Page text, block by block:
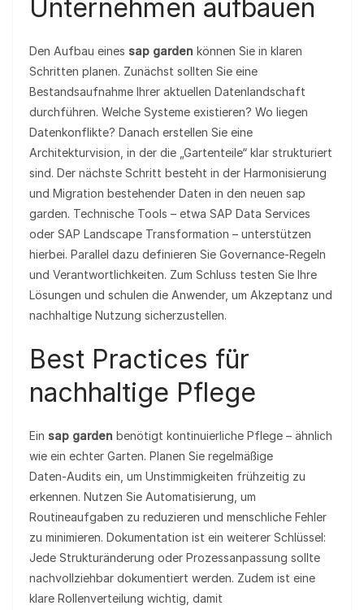
Unternehmen aufbauen
Den Aufbau eines sap garden können Sie in klaren
Schritten planen. Zunächst sollten Sie eine
Bestandsaufnahme Ihrer aktuellen Datenlandschaft
durchführen. Welche Systeme existieren? Wo liegen
Datenkonflikte? Danach erstellen Sie eine
Architekturvision, in der die „Gartenteile“ klar strukturiert
sind. Der nächste Schritt besteht in der Harmonisierung
und Migration bestehender Daten in den neuen sap
garden. Technische Tools – etwa SAP Data Services
oder SAP Landscape Transformation – unterstützen
hierbei. Parallel dazu definieren Sie Governance‑Regeln
und Verantwortlichkeiten. Zum Schluss testen Sie Ihre
Lösungen und schulen die Anwender, um Akzeptanz und
nachhaltige Nutzung sicherzustellen.
Best Practices für
nachhaltige Pflege
Ein sap garden benötigt kontinuierliche Pflege – ähnlich
wie ein echter Garten. Planen Sie regelmäßige
Daten‑Audits ein, um Unstimmigkeiten frühzeitig zu
erkennen. Nutzen Sie Automatisierung, um
Routineaufgaben zu reduzieren und menschliche Fehler
zu minimieren. Dokumentation ist ein weiterer Schlüssel:
Jede Strukturänderung oder Prozessanpassung sollte
nachvollziehbar dokumentiert werden. Zudem ist eine
klare Rollenverteilung wichtig, damit